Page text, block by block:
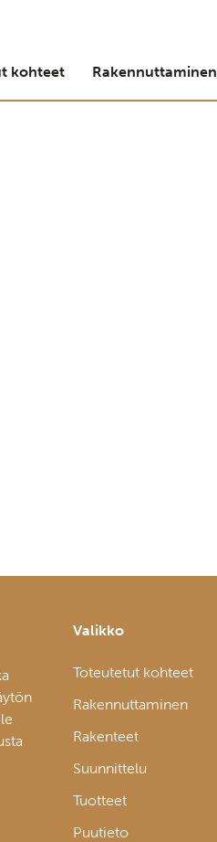
kohteet Rakennuttaminen
Valikko
Toteutetut kohteet
Rakennuttaminen
Rakenteet
Suunnittelu
Tuotteet
Puutieto